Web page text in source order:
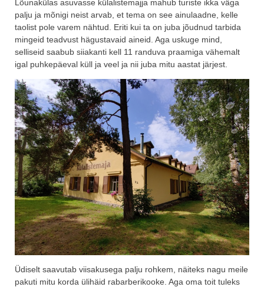
Lõunakülas asuvasse külalistemajja mahub turiste ikka väga
palju ja mõnigi neist arvab, et tema on see ainulaadne, kelle
taolist pole varem nähtud. Eriti kui ta on juba jõudnud tarbida
mingeid teadvust hägustavaid aineid. Aga uskuge mind,
selliseid saabub siiakanti kell 11 randuva praamiga vähemalt
igal puhkepäeval küll ja veel ja nii juba mitu aastat järjest.
Üdiselt saavutab viisakusega palju rohkem, näiteks nagu meile
pakuti mitu korda ülihäid rabarberikooke. Aga oma toit tuleks